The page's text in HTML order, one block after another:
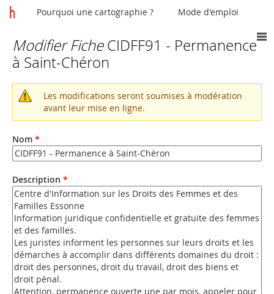
Vous
êtes
ici
Modifier FicheCIDFF91 - Permanence
à Saint-Chéron
Message
d'avertissement
Les modifications seront soumises à modération
avant leur mise en ligne.
Nom *
Description *
Pourquoi une cartographie ? Mode d'emploi